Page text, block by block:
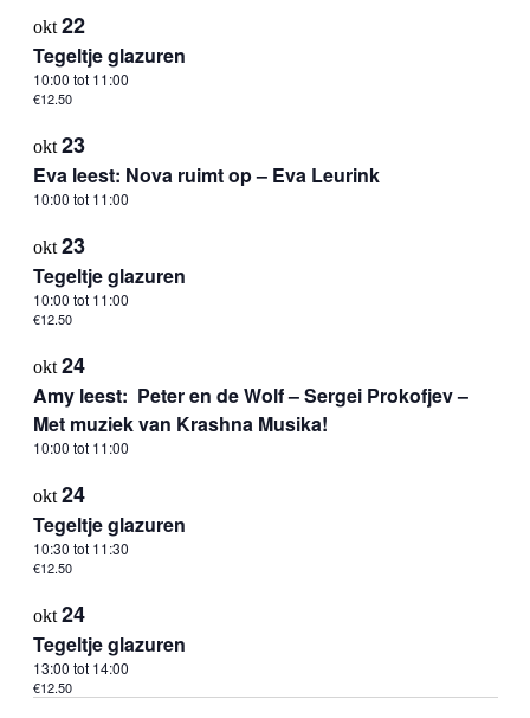
okt 22
Tegeltje glazuren
10:00 tot 11:00
€12.50
okt 23
Eva leest: Nova ruimt op – Eva Leurink
10:00 tot 11:00
okt 23
Tegeltje glazuren
10:00 tot 11:00
€12.50
okt 24
Amy leest: Peter en de Wolf – Sergei Prokofjev –
Met muziek van Krashna Musika!
10:00 tot 11:00
okt 24
Tegeltje glazuren
10:30 tot 11:30
€12.50
okt 24
Tegeltje glazuren
13:00 tot 14:00
€12.50